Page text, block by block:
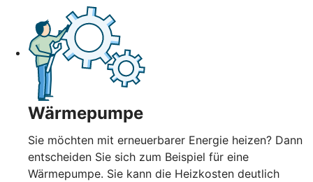
Wärmepumpe
Sie möchten mit erneuerbarer Energie heizen? Dann
entscheiden Sie sich zum Beispiel für eine
Wärmepumpe. Sie kann die Heizkosten deutlich